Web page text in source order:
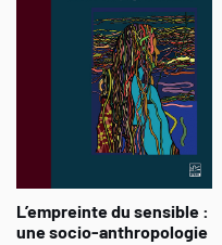
L’empreinte du sensible :
une socio-anthropologie